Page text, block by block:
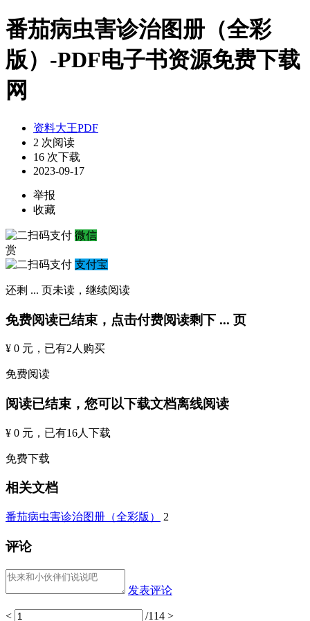
番茄病虫害诊治图册（全彩
版）-PDF电子书资源免费下载
网
资料大王PDF
2 次阅读
16 次下载
2023-09-17
举报
收藏
微信
赏
支付宝
还剩 ... 页未读， 继续阅读
免费阅读已结束，点击付费阅读剩下 ... 页
¥ 0 元 ，已有2 人购买
免费阅读
阅读已结束，您可以下载文档离线阅读
¥ 0 元 ，已有16人下载
免费下载
相关文档
番茄病虫害诊治图册（全彩版） 2
评论
发表评论
< /114 >